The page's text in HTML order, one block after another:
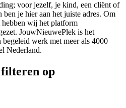
voor jezelf, je kind, een cliënt of
je hier aan het juiste adres. Om
hebben wij het platform
JouwNieuwePlek is het
werk met meer als 4000
Nederland.
op